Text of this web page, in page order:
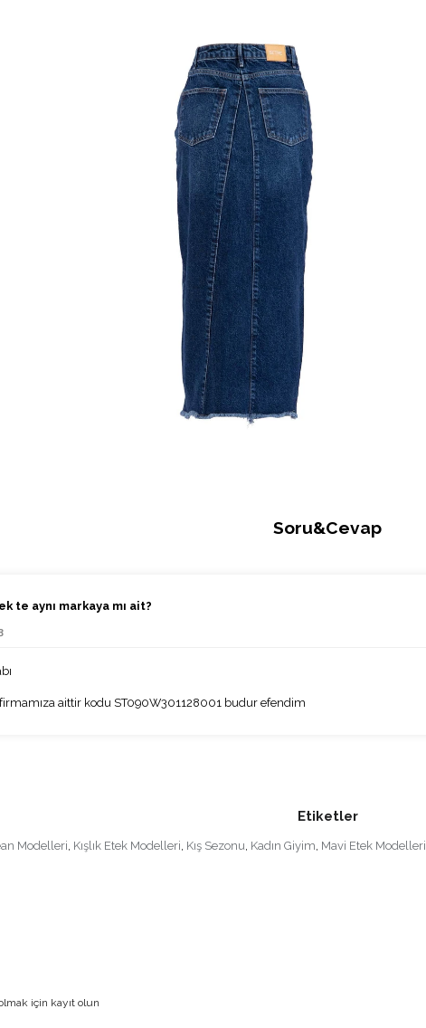
Soru&Cevap
te aynı markaya mı ait?
aittir kodu ST090W301128001 budur efendim
Etiketler
Modelleri Kışlık Etek Modelleri Kış Sezonu Kadın Giyim Mavi Etek Modelleri
için kayıt olun